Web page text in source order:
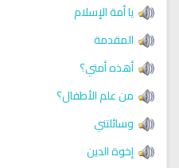
يا أمة الإسلام
المقدمة
أهذه أمتي؟
من علم الأطفال؟
وسائلتني
إخوة الدين